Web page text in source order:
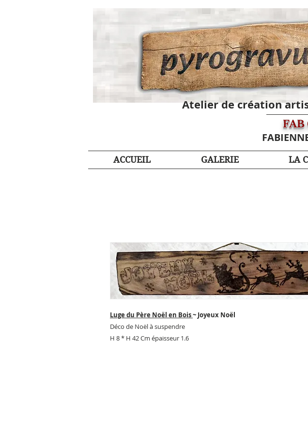
Atelier de création
FAB
ACCUEIL GALERIE LA
Luge du Père Noël en Bois~ Joyeux Noël
Déco de Noël à suspendre
H 8 * H 42 Cm épaisseur 1.6